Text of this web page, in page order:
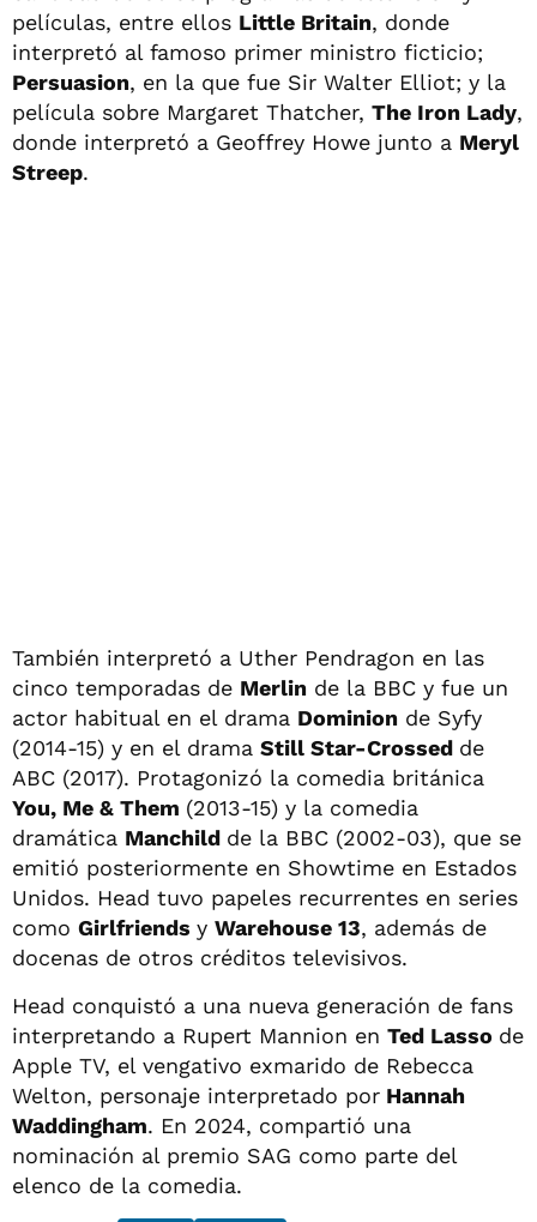
películas, entre ellos Little Britain, donde
interpretó al famoso primer ministro ficticio;
Persuasion, en la que fue Sir Walter Elliot; y la
película sobre Margaret Thatcher, The Iron Lady,
donde interpretó a Geoffrey Howe junto a Meryl
Streep.
También interpretó a Uther Pendragon en las
cinco temporadas de Merlin de la BBC y fue un
actor habitual en el drama Dominion de Syfy
(2014-15) y en el drama Still Star-Crossed de
ABC (2017). Protagonizó la comedia británica
You, Me & Them (2013-15) y la comedia
dramática Manchild de la BBC (2002-03), que se
emitió posteriormente en Showtime en Estados
Unidos. Head tuvo papeles recurrentes en series
como Girlfriends y Warehouse 13, además de
docenas de otros créditos televisivos.
Head conquistó a una nueva generación de fans
interpretando a Rupert Mannion en Ted Lasso de
Apple TV, el vengativo exmarido de Rebecca
Welton, personaje interpretado por Hannah
Waddingham. En 2024, compartió una
nominación al premio SAG como parte del
elenco de la comedia.